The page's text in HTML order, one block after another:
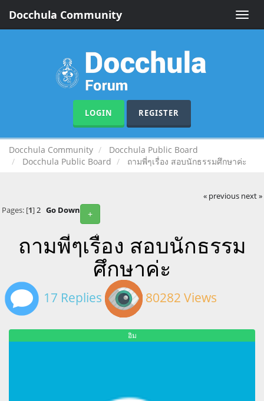
Toggle
Docchula Community
LOGIN REGISTER
Docchula Community
Docchula Public Board
Docchula Public Board
ถามพี่ๆเรื่อง สอบนักธรรมศึกษาค่ะ
« previous next »
+
Pages: [1]2 Go Down
ถามพี่ๆเรื่อง สอบนักธรรม
ศึกษาค่ะ
17 Replies 80282 Views
อิม